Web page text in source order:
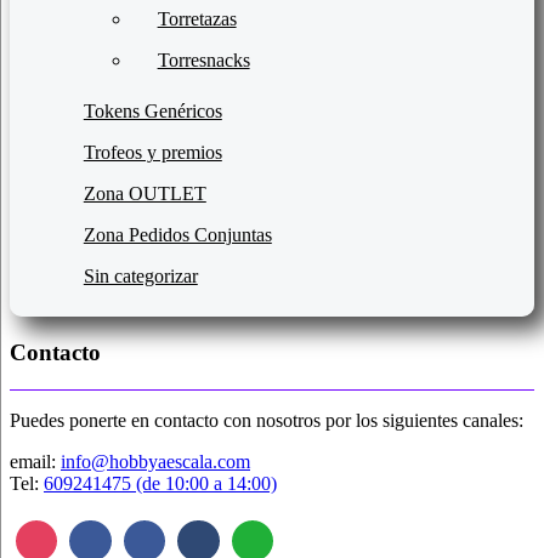
Torretazas
Torresnacks
Tokens Genéricos
Trofeos y premios
Zona OUTLET
Zona Pedidos Conjuntas
Sin categorizar
Contacto
Puedes ponerte en contacto con nosotros por los siguientes canales:
email: info@hobbyaescala.com
Tel: 609241475 (de 10:00 a 14:00)